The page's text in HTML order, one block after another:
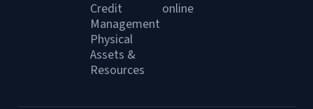
Credit
Management
Physical
Assets &
Resources
online